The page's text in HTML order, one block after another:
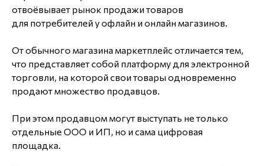
отвоёвывает рынок продажи товаров
для потребителей у офлайн и онлайн магазинов.
От обычного магазина маркетплейс отличается тем,
что представляет собой платформу для электронной
торговли, на которой свои товары одновременно
продают множество продавцов.
При этом продавцом могут выступать не только
отдельные ООО и ИП, но и сама цифровая
площадка.